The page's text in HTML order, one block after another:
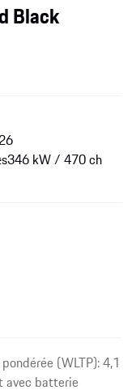
Black
346 kW / 470 ch
(WLTP): 4,1
avec batterie